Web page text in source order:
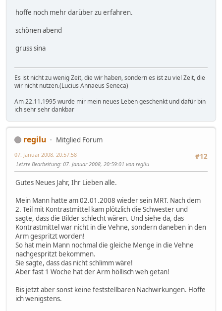
hoffe noch mehr darüber zu erfahren.
schönen abend
gruss sina
Es ist nicht zu wenig Zeit, die wir haben, sondern es ist zu viel Zeit, die
wir nicht nutzen.(Lucius Annaeus Seneca)
Am 22.11.1995 wurde mir mein neues Leben geschenkt und dafür bin
ich sehr sehr dankbar
regilu
Mitglied Forum
#12
07. Januar 2008, 20:57:58
Letzte Bearbeitung: 07. Januar 2008, 20:59:01 von regilu
Gutes Neues Jahr, Ihr Lieben alle.
Mein Mann hatte am 02.01.2008 wieder sein MRT. Nach dem
2. Teil mit Kontrastmittel kam plötzlich die Schwester und
sagte, dass die Bilder schlecht wären. Und siehe da, das
Kontrastmittel war nicht in die Vehne, sondern daneben in den
Arm gespritzt worden!
So hat mein Mann nochmal die gleiche Menge in die Vehne
nachgespritzt bekommen.
Sie sagte, dass das nicht schlimm wäre!
Aber fast 1 Woche hat der Arm höllisch weh getan!
Bis jetzt aber sonst keine feststellbaren Nachwirkungen. Hoffe
ich wenigstens.